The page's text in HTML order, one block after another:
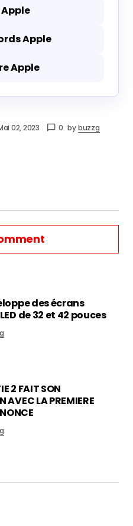
Apple
Apple
02, 2023 0 bybuzzg
des écrans
de 32 et 42 pouces
2 FAIT SON
AVEC LA PREMIERE